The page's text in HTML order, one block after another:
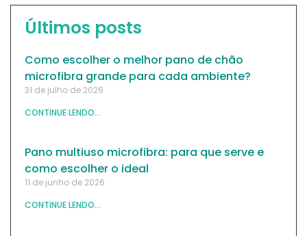
Últimos posts
Como escolher o melhor pano de chão
microfibra grande para cada ambiente?
31 de julho de 2026
CONTINUE LENDO...
Pano multiuso microfibra: para que serve e
como escolher o ideal
11 de junho de 2026
CONTINUE LENDO...